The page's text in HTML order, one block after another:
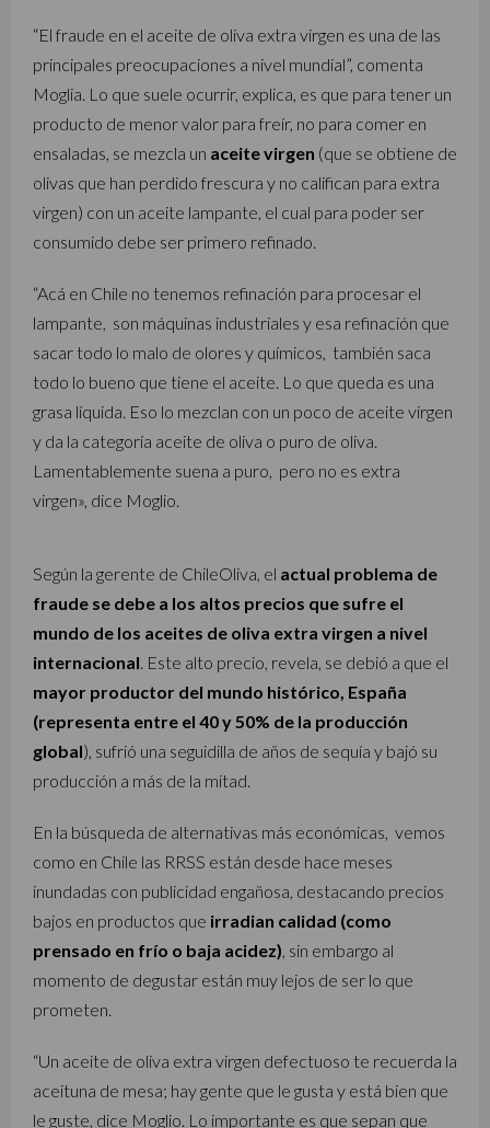
“El fraude en el aceite de oliva extra virgen es una de las
principales preocupaciones a nivel mundial”, comenta
Moglia. Lo que suele ocurrir, explica, es que para tener un
producto de menor valor para freír, no para comer en
ensaladas, se mezcla un aceite virgen (que se obtiene de
olivas que han perdido frescura y no califican para extra
virgen) con un aceite lampante, el cual para poder ser
consumido debe ser primero refinado.
“Acá en Chile no tenemos refinación para procesar el
lampante, son máquinas industriales y esa refinación que
sacar todo lo malo de olores y químicos, también saca
todo lo bueno que tiene el aceite. Lo que queda es una
grasa líquida. Eso lo mezclan con un poco de aceite virgen
y da la categoría aceite de oliva o puro de oliva.
Lamentablemente suena a puro, pero no es extra
virgen», dice Moglio.
Según la gerente de ChileOliva, el actual problema de
fraude se debe a los altos precios que sufre el
mundo de los aceites de oliva extra virgen a nivel
internacional. Este alto precio, revela, se debió a que el
mayor productor del mundo histórico, España
(representa entre el 40 y 50% de la producción
global), sufrió una seguidilla de años de sequía y bajó su
producción a más de la mitad.
En la búsqueda de alternativas más económicas, vemos
como en Chile las RRSS están desde hace meses
inundadas con publicidad engañosa, destacando precios
bajos en productos que irradian calidad (como
prensado en frío o baja acidez), sin embargo al
momento de degustar están muy lejos de ser lo que
prometen.
“Un aceite de oliva extra virgen defectuoso te recuerda la
aceituna de mesa; hay gente que le gusta y está bien que
le guste, dice Moglio. Lo importante es que sepan que